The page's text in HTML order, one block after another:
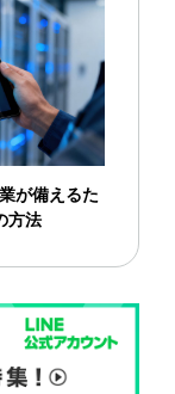
が備えるた
方法